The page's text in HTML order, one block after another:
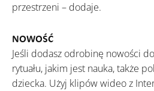
przestrzeni – dodaje.
NOWOŚĆ
Jeśli dodasz odrobinę nowości
rytuału, jakim jest nauka, także
dziecka. Użyj klipów wideo z